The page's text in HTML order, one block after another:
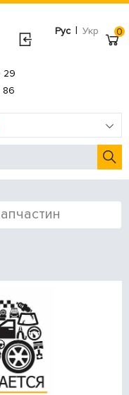
Рус | Укр
29
86
0